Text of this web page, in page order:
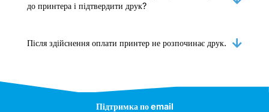
до принтера і підтвердити друк?
Після здійснення оплати принтер не розпочинає друк.
Підтримка по email